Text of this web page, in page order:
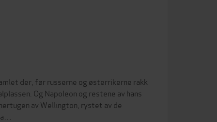
der, før russerne og østerrikerne rakk
Og Napoleon og restene av hans
av Wellington, rystet av de